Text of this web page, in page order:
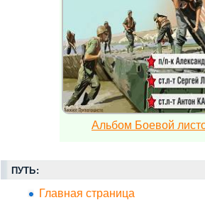
Альбом Боевой
ПУТЬ:
Главная страница